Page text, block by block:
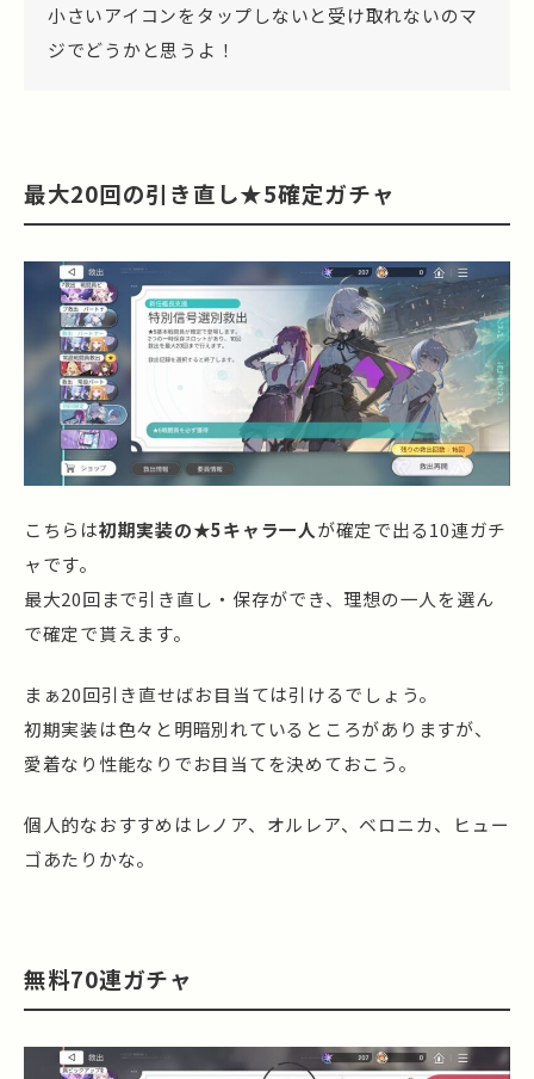
小さいアイコンをタップしないと受け取れないのマ
ジでどうかと思うよ！
最大20回の引き直し★5確定ガチャ
こちらは初期実装の★5キャラ一人が確定で出る10連ガチ
ャです。
最大20回まで引き直し・保存ができ、理想の一人を選ん
で確定で貰えます。
まぁ20回引き直せばお目当ては引けるでしょう。
初期実装は色々と明暗別れているところがありますが、
愛着なり性能なりでお目当てを決めておこう。
個人的なおすすめはレノア、オルレア、ベロニカ、ヒュー
ゴあたりかな。
無料70連ガチャ